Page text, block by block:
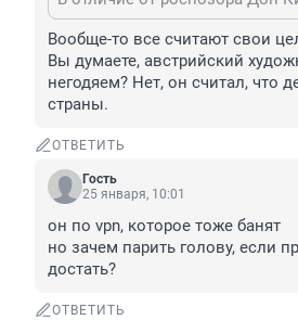
Вообще-то все считают свои
Вы думаете, австрийский
негодяем? Нет, он считал, что
страны.
ОТВЕТИТЬ
Гость
25 января, 10:01
он по vpn, которое тоже банят
но зачем парить голову, если
достать?
ОТВЕТИТЬ